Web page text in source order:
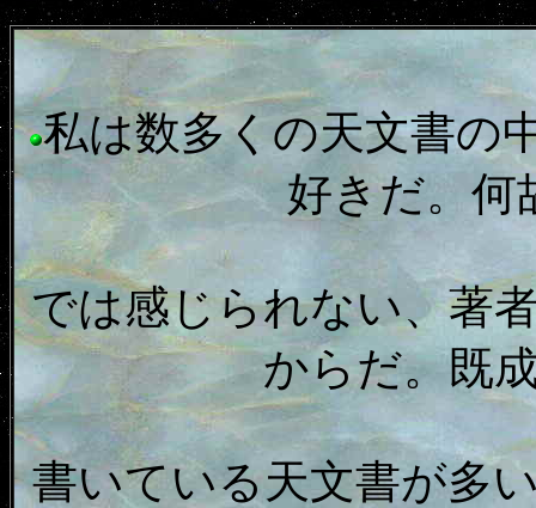
私は数多くの天文書の
好きだ。何
では感じられない、著
からだ。既
書いている天文書が多